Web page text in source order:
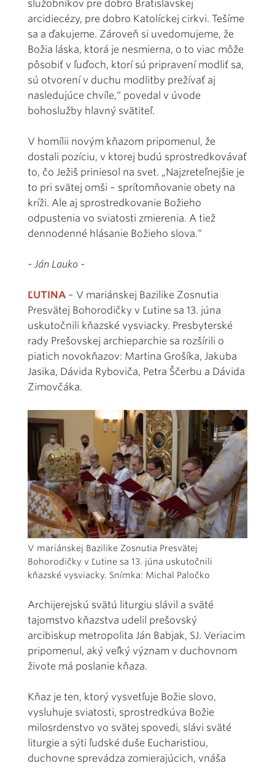
služobníkov pre dobro Bratislavskej
arcidiecézy, pre dobro Katolíckej cirkvi. Tešíme
sa a ďakujeme. Zároveň si uvedomujeme, že
Božia láska, ktorá je nesmierna, o to viac môže
pôsobiť v ľuďoch, ktorí sú pripravení modliť sa,
sú otvorení v duchu modlitby prežívať aj
nasledujúce chvíle,“ povedal v úvode
bohoslužby hlavný svätiteľ.
V homílii novým kňazom pripomenul, že
dostali pozíciu, v ktorej budú sprostredkovávať
to, čo Ježiš priniesol na svet. „Najzreteľnejšie je
to pri svätej omši – sprítomňovanie obety na
kríži. Ale aj sprostredkovanie Božieho
odpustenia vo sviatosti zmierenia. A tiež
dennodenné hlásanie Božieho slova.“
- Ján Lauko -
ĽUTINA – V mariánskej Bazilike Zosnutia
Presvätej Bohorodičky v Ľutine sa 13. júna
uskutočnili kňazské vysviacky. Presbyterské
rady Prešovskej archieparchie sa rozšírili o
piatich novokňazov: Martina Grošíka, Jakuba
Jasika, Dávida Ryboviča, Petra Ščerbu a Dávida
Zimovčáka.
V mariánskej Bazilike Zosnutia Presvätej
Bohorodičky v Ľutine sa 13. júna uskutočnili
kňazské vysviacky. Snímka: Michal Paločko
Archijerejskú svätú liturgiu slávil a sväté
tajomstvo kňazstva udelil prešovský
arcibiskup metropolita Ján Babjak, SJ. Veriacim
pripomenul, aký veľký význam v duchovnom
živote má poslanie kňaza.
Kňaz je ten, ktorý vysvetľuje Božie slovo,
vysluhuje sviatosti, sprostredkúva Božie
milosrdenstvo vo svätej spovedi, slávi sväté
liturgie a sýti ľudské duše Eucharistiou,
duchovne sprevádza zomierajúcich, vnáša